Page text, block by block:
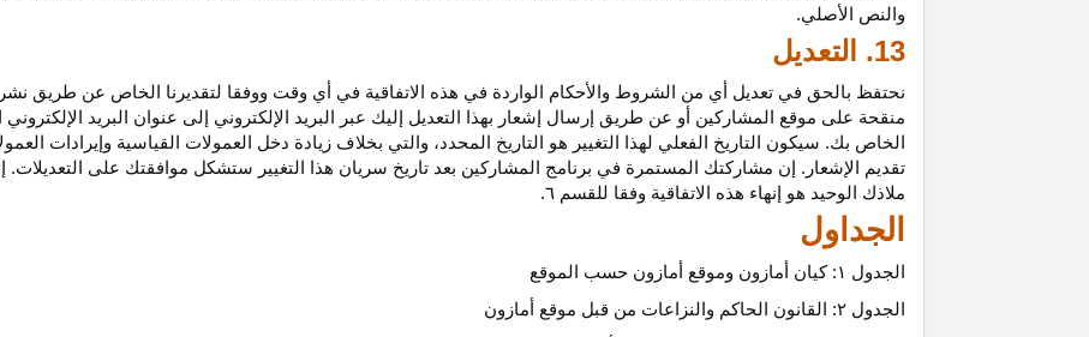
والنص
الأصلي.
13. التعديل
نحتفظ بالحق في تعديل أي من الشروط والأحكام الواردة في هذه الاتفاقية في أي وقت ووفقا لتقديرنا الخاص عن طريق نشر
منقحة على موقع المشاركين أو عن طريق إرسال إشعار بهذا التعديل إليك عبر البريد الإلكتروني إلى عنوان البريد
الخاص بك. سيكون التاريخ الفعلي لهذا التغيير هو التاريخ
المحدد، والتي بخلاف زيادة دخل العمولات القياسية وإيرادات
تقديم الإشعار. إن مشاركتك المستمرة في برنامج المشاركين بعد تاريخ سريان هذا التغيير ستشكل موافقتك على التعديلات.
ملاذك الوحيد هو إنهاء هذه الاتفاقية وفقا للقسم ٦.
الجداول
الجدول ۱:
كيان أمازون وموقع أمازون حسب الموقع
الجدول ۲: القانون الحاكم والنزاعات من قبل موقع أمازون